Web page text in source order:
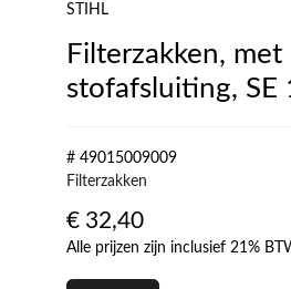
STIHL
Filterzakken, met
stofafsluiting, SE
# 49015009009
Filterzakken
€ 32,40
Alle prijzen zijn inclusief 21%